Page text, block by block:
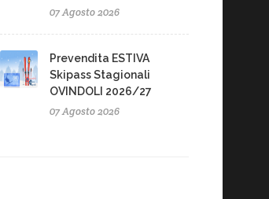
07 Agosto 2026
Prevendita ESTIVA
Skipass Stagionali
OVINDOLI 2026/27
07 Agosto 2026